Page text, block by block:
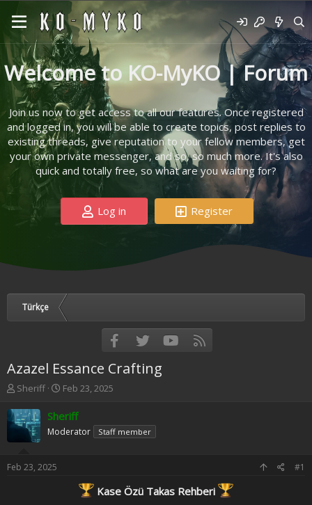
Welcome to KO-MyKO | Forum
Join us now to get access to all our features. Once registered
and logged in, you will be able to create topics, post replies to
existing threads, give reputation to your fellow members, get
your own private messenger, and so, so much more. It's also
quick and totally free, so what are you waiting for?
Log in Register
Türkçe
FacebookTwitter youtube
Azazel Essance Crafting
T
r
e
s
Sheriff
S
a
r
t
Feb 23, 2025
Sheriff
Moderator Staff member
Feb 23, 2025 #1
Kase Özü Takas Rehberi